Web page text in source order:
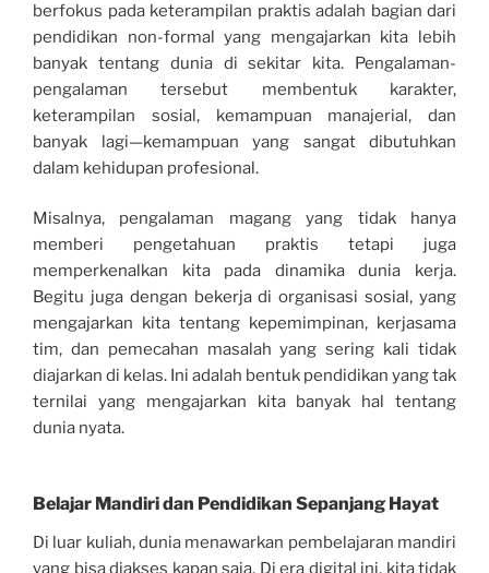
berfokus pada keterampilan praktis adalah bagian dari
pendidikan non-formal yang mengajarkan kita lebih
banyak tentang dunia di sekitar kita. Pengalaman-
pengalaman tersebut membentuk karakter,
keterampilan sosial, kemampuan manajerial, dan
banyak lagi—kemampuan yang sangat dibutuhkan
dalam kehidupan profesional.
Misalnya, pengalaman magang yang tidak hanya
memberi pengetahuan praktis tetapi juga
memperkenalkan kita pada dinamika dunia kerja.
Begitu juga dengan bekerja di organisasi sosial, yang
mengajarkan kita tentang kepemimpinan, kerjasama
tim, dan pemecahan masalah yang sering kali tidak
diajarkan di kelas. Ini adalah bentuk pendidikan yang tak
ternilai yang mengajarkan kita banyak hal tentang
dunia nyata.
Belajar Mandiri dan Pendidikan Sepanjang Hayat
Di luar kuliah, dunia menawarkan pembelajaran mandiri
yang bisa diakses kapan saja. Di era digital ini, kita tidak